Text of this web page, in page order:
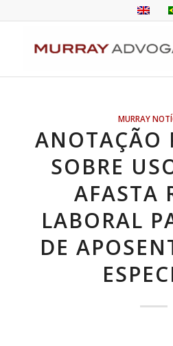
MURRAY
ANOTAÇÃO
SOBRE
AFASTA
LABORAL
DE